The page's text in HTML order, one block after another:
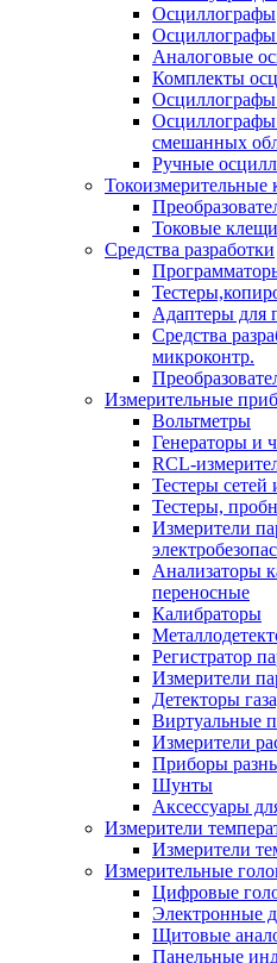
Осциллографы
Аналоговые
Комплекты
Осциллографы
смешанных
Ручные
Токоизмерительные
Токовые клещи
Средства разработки
Адаптеры для
Cредства
микроконтр.
Измерительные
Вольтметры
Генераторы и
RCL-
Тестеры сетей
Тестеры,
Измерители
Анализаторы
переносные
Калибраторы
Регистратор
Измерители
Детекторы
Виртуальные
Измерители
Приборы
Шунты
Аксессуары
Измерители
Измерители
Измерительные
Цифровые
Электронные
Щитовые
Панельные